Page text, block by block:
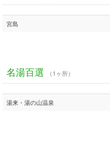
宮島
名湯百選 （1ヶ所）
湯来・湯の山温泉